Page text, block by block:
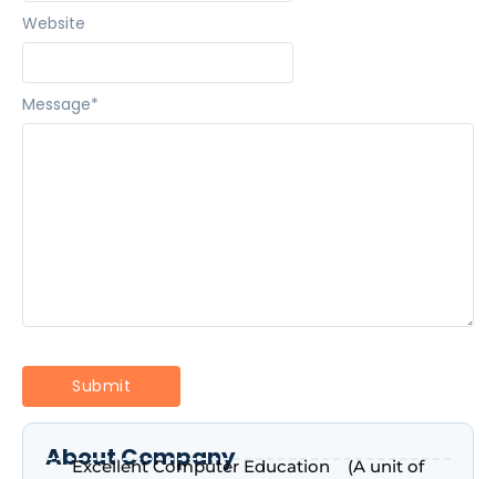
Message*
Website
About Company
Excellent Computer Education (A unit of